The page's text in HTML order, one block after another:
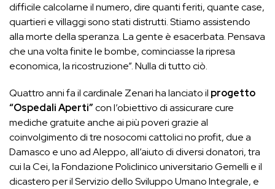
difficile calcolarne il numero, dire quanti feriti, quante case,
quartieri e villaggi sono stati distrutti. Stiamo assistendo
alla morte della speranza. La gente è esacerbata. Pensava
che una volta finite le bombe, cominciasse la ripresa
economica, la ricostruzione”. Nulla di tutto ciò.
Quattro anni fa il cardinale Zenari ha lanciato il progetto
“Ospedali Aperti”con l’obiettivo di assicurare cure
mediche gratuite anche ai più poveri grazie al
coinvolgimento di tre nosocomi cattolici no profit, due a
Damasco e uno ad Aleppo, all’aiuto di diversi donatori, tra
cui la Cei, la Fondazione Policlinico universitario Gemelli e il
dicastero per il Servizio dello Sviluppo Umano Integrale, e